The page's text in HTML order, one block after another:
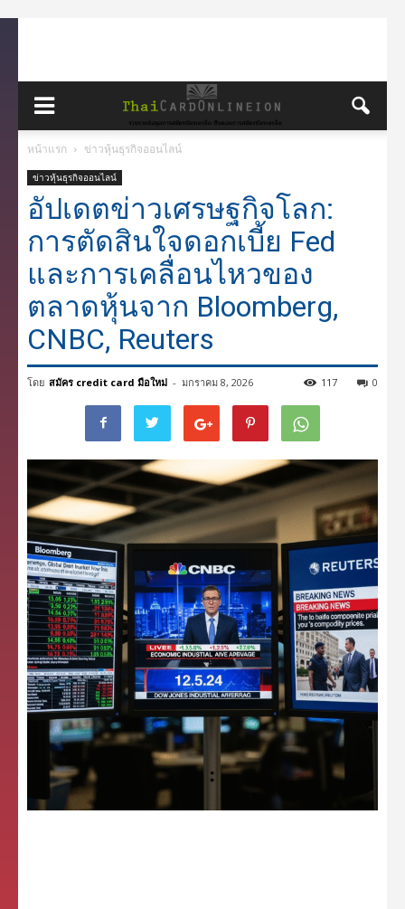
หน้าแรก ข่าวหุ้นธุรกิจออนไลน์
ข่าวหุ้นธุรกิจออนไลน์
อัปเดตข่าวเศรษฐกิจโลก:
การตัดสินใจดอกเบี้ย Fed
และการเคลื่อนไหวของ
ตลาดหุ้นจาก Bloomberg,
CNBC, Reuters
โดย สมัคร credit card มือใหม่ - มกราคม 8, 2026 0
117